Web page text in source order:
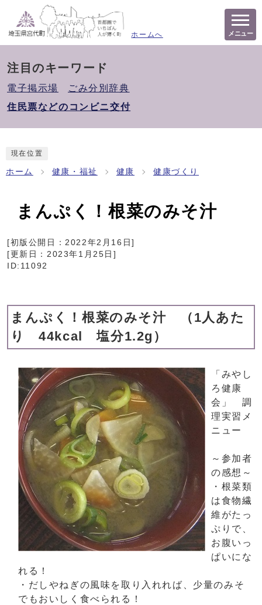
ホームへ メニュー
注目のキーワード
電子掲示場
ごみ分別辞典
住民票などのコンビニ交付
現在位置
ホーム 健康・福祉 健康 健康づくり
まんぷく！根菜のみそ汁
[初版公開日：2022年2月16日]
[更新日： 2023年1月25日 ]
ID:11092
まんぷく！根菜のみそ汁 （1人あた
り 44kcal 塩分1.2g）
「みやし
ろ健康
会」 調
理実習メ
ニュー
～参加者
の感想～
・根菜類
は食物繊
維がたっ
ぷりで、
お腹いっ
ぱいにな
れる！
・だしやねぎの風味を取り入れれば、少量のみそ
でもおいしく食べられる！